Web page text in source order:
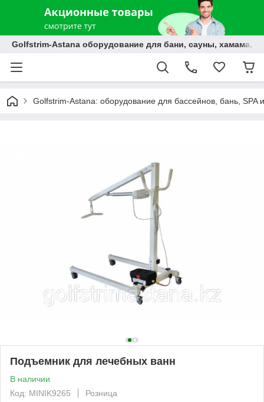
Golfstrim-Astana оборудование для бани, сауны, хамама,
Golfstrim-Astana: оборудование для бассейнов, бань, SPA
Подъемник для лечебных ванн
В наличии
Код: MINIK9265
Розница